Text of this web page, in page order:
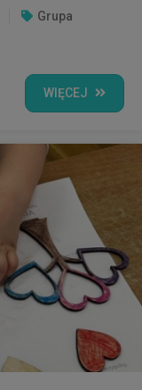
Grupa
WIĘCEJ